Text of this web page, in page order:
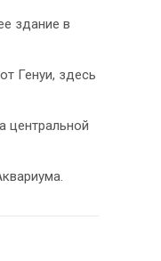
здание в
Генуи, здесь
центральной